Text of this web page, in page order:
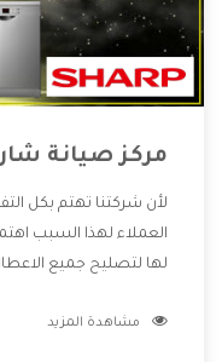
مركز صيانة
لأن شركتنا تهتم بكل
العملاء لهذا السبب
لها لتصليح جميع
وعلى عملاءنا الكرام .
مشاهدة المزيد